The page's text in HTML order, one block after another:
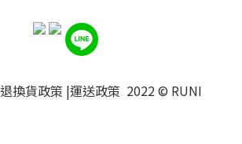
退換貨政策 |運送政策 2022 © RUNI